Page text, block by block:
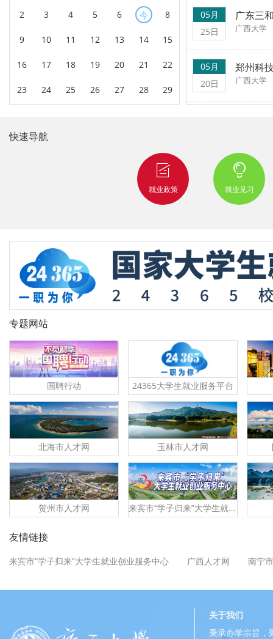
2 3 4 5 6 今 8
9 10 11 12 13 14 15
16 17 18 19 20 21 22
23 24 25 26 27 28 29
05月
25日
广东三
广西大学
05月
20日
郑州科
广西大学
快速导航
就业政策 就业见习
专题网站
国聘行动 24365大学生就业服务平台
北海市人才网 玉林市人才网
贺州市人才网 来宾市“学子归来”大学生就业创业服务中心
友情链接
来宾市“学子归来”大学生就业创业服务中心 广西人才网 南宁
关于我们
秉承办学宗旨，